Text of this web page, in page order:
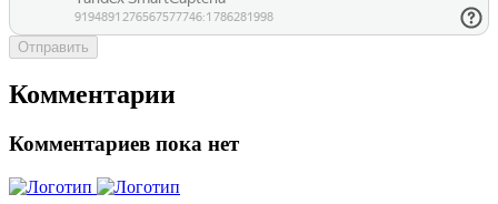
Отправить
Комментарии
Комментариев пока нет